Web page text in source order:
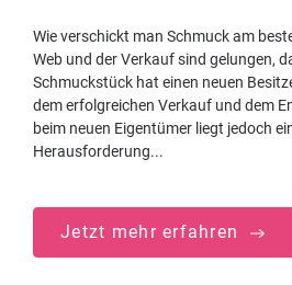
Wie verschickt man Schmuck am
Web und der Verkauf sind gelungen,
Schmuckstück hat einen neuen
dem erfolgreichen Verkauf und dem
beim neuen Eigentümer liegt jedoch
Herausforderung...
Jetzt mehr erfahren